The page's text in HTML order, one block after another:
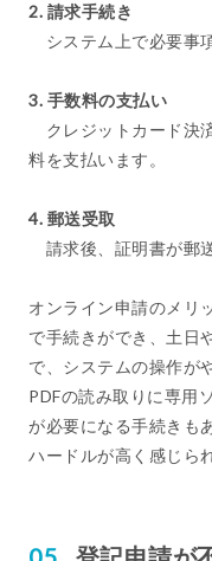
2. 請求手続き
システム上で必要事
3. 手数料の支払い
クレジットカード決
料を支払います。
4. 郵送受取
請求後、証明書が郵
オンライン申請のメリ
で手続きができ、土日
で、システムの操作が
PDFの読み取りに専用
が必要になる手続きも
ハードルが高く感じら